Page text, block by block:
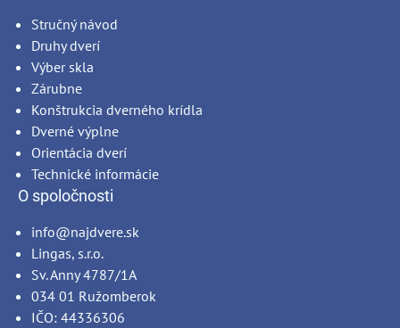
Stručný návod
Druhy dverí
Výber skla
Zárubne
Konštrukcia dverného krídla
Dverné výplne
Orientácia dverí
Technické informácie
O spoločnosti
info@najdvere.sk
Lingas, s.r.o.
Sv. Anny 4787/1A
034 01 Ružomberok
IČO: 44336306